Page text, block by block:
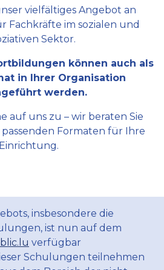
vielfältiges Angebot an
Fachkräfte im sozialen und
Sektor.
können auch als
in Ihrer Organisation
werden.
auf uns zu – wir beraten Sie
Formaten für Ihre
Einrichtung.
insbesondere die
ist nun auf dem
verfügbar
Schulungen teilnehmen